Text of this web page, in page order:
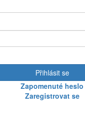
Přihlásit se
Zapomenuté heslo
Zaregistrovat se